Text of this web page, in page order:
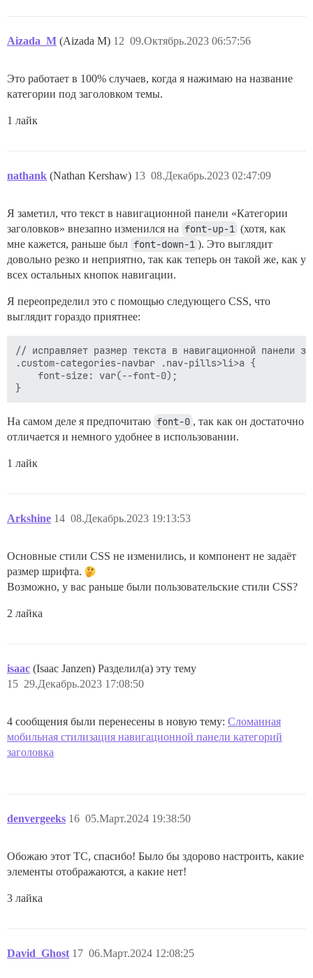
Aizada_M (Aizada M) 09.Октябрь.2023 06:57:56
12
Это работает в 100% случаев, когда я нажимаю на название
категории под заголовком темы.
1 лайк
nathank (Nathan Kershaw) 08.Декабрь.2023 02:47:09
13
Я заметил, что текст в навигационной панели «Категории
заголовков» внезапно изменился на font-up-1 (хотя, как
мне кажется, раньше был font-down-1 ). Это выглядит
довольно резко и неприятно, так как теперь он такой же, как у
всех остальных кнопок навигации.
Я переопределил это с помощью следующего CSS, что
выглядит гораздо приятнее:
// исправляет размер текста в навигационной панели
.custom-categories-navbar .nav-pills>li>a {
    font-size: var(--font-0);
На самом деле я предпочитаю font-0 , так как он достаточно
отличается и немного удобнее в использовании.
1 лайк
Arkshine 08.Декабрь.2023 19:13:53
14
Основные стили CSS не изменились, и компонент не задаёт
размер шрифта.
Возможно, у вас раньше были пользовательские стили CSS?
2 лайка
isaac (Isaac Janzen) Разделил(а) эту тему
29.Декабрь.2023 17:08:50
15
4 сообщения были перенесены в новую тему: Сломанная
мобильная стилизация навигационной панели категорий
заголовка
denvergeeks 05.Март.2024 19:38:50
16
Обожаю этот TC, спасибо! Было бы здорово настроить, какие
элементы отображаются, а какие нет!
3 лайка
David_Ghost 06.Март.2024 12:08:25
17